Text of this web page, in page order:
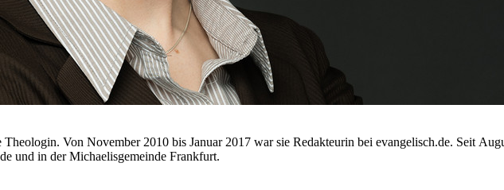
Von November 2010 bis Januar 2017 war sie Redakteurin bei evangelisch.de. Seit
und in der Michaelisgemeinde Frankfurt.